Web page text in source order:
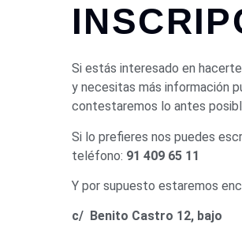
Si estás interesado en
y necesitas más información
contestaremos lo antes
Si lo prefieres nos puedes
teléfono: 91 409 65 11
Y por supuesto estaremos
c/ Benito Castro 12, bajo